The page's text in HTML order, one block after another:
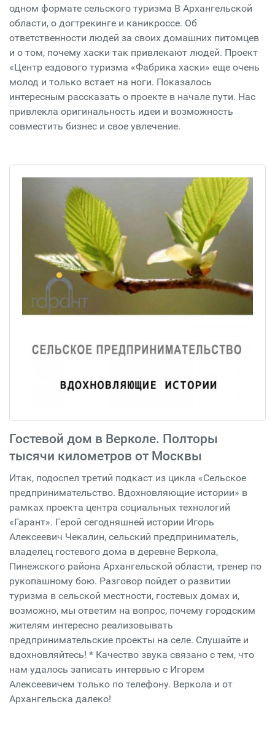
одном формате сельского туризма В Архангельской
области, о догтрекинге и каникроссе. Об
ответственности людей за своих домашних питомцев
и о том, почему хаски так привлекают людей. Проект
«Центр ездового туризма «Фабрика хаски» еще очень
молод и только встает на ноги. Показалось
интересным рассказать о проекте в начале пути. Нас
привлекла оригинальность идеи и возможность
совместить бизнес и свое увлечение.
Гостевой дом в Верколе. Полторы
тысячи километров от Москвы
Итак, подоспел третий подкаст из цикла «Сельское
предпринимательство. Вдохновляющие истории» в
рамках проекта центра социальных технологий
«Гарант». Герой сегодняшней истории Игорь
Алексеевич Чекалин, сельский предприниматель,
владелец гостевого дома в деревне Веркола,
Пинежского района Архангельской области, тренер по
рукопашному бою. Разговор пойдет о развитии
туризма в сельской местности, гостевых домах и,
возможно, мы ответим на вопрос, почему городским
жителям интересно реализовывать
предпринимательские проекты на селе. Слушайте и
вдохновляйтесь! * Качество звука связано с тем, что
нам удалось записать интервью с Игорем
Алексеевичем только по телефону. Веркола и от
Архангельска далеко!